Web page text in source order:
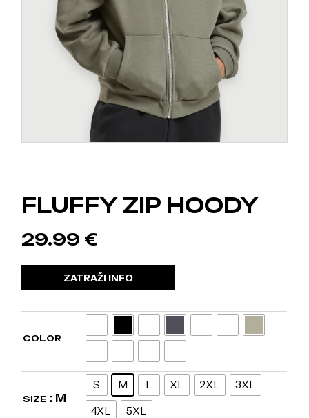
FLUFFY ZIP HOODY
29.99 €
ZATRAŽI INFO
COLOR
SIZE : M
S M L XL 2XL
3XL
4XL
5XL